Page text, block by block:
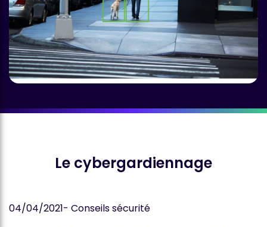
Le cybergardiennage
04/04/2021- Conseils sécurité